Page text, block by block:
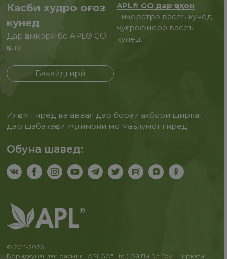
Касби худро оғоз
кунед
Дар ҳамкорӣ бо APL® GO
ҳоло
Бақайдгирӣ
APL® GO дар ҷаҳон
Тиҷоратро васеъ кунед,
ҷуғрофиёро васеъ
кунед.
Илҳом гиред ва аввал дар бораи ахбори ширкат
дар шабакаҳои иҷтимоии мо маълумот гиред!
Обуна шавед:
© 2011-2026
Воридкунандаи расмии "APLGO" Ltd ("Эй Пи Эл Гоу" ширкати